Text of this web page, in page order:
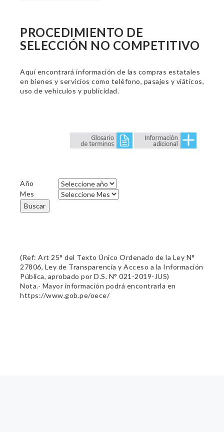
PROCEDIMIENTO DE
SELECCIÓN NO COMPETITIVO
Aquí encontrará información de las compras estatales
en bienes y servicios como teléfono, pasajes y viáticos,
uso de vehículos y publicidad.
Año
Mes
Buscar
(Ref: Art 25° del Texto Único Ordenado de la Ley N°
27806, Ley de Transparencia y Acceso a la Información
Pública, aprobado por D.S. N° 021-2019-JUS)
Nota.- Mayor información podrá encontrarla en
https://www.gob.pe/oece/